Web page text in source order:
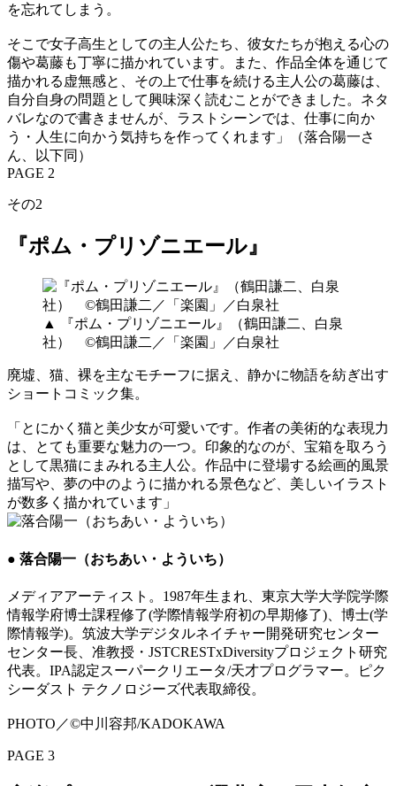
を忘れてしまう。
そこで女子高生としての主人公たち、彼女たちが抱える心の
傷や葛藤も丁寧に描かれています。また、作品全体を通じて
描かれる虚無感と、その上で仕事を続ける主人公の葛藤は、
自分自身の問題として興味深く読むことができました。ネタ
バレなので書きませんが、ラストシーンでは、仕事に向か
う・人生に向かう気持ちを作ってくれます」（落合陽一さ
ん、以下同）
PAGE 2
その2
『ポム・プリゾニエール』
▲ 『ポム・プリゾニエール』（鶴田謙二、白泉
社） ©鶴田謙二／「楽園」／白泉社
廃墟、猫、裸を主なモチーフに据え、静かに物語を紡ぎ出す
ショートコミック集。
「とにかく猫と美少女が可愛いです。作者の美術的な表現力
は、とても重要な魅力の一つ。印象的なのが、宝箱を取ろう
として黒猫にまみれる主人公。作品中に登場する絵画的風景
描写や、夢の中のように描かれる景色など、美しいイラスト
が数多く描かれています」
● 落合陽一（おちあい・よういち）
メディアアーティスト。1987年生まれ、東京大学大学院学際
情報学府博士課程修了(学際情報学府初の早期修了)、博士(学
際情報学)。筑波大学デジタルネイチャー開発研究センター
センター長、准教授・JSTCRESTxDiversityプロジェクト研究
代表。IPA認定スーパークリエータ/天才プログラマー。ピク
シーダスト テクノロジーズ代表取締役。
PHOTO／©中川容邦/KADOKAWA
PAGE 3